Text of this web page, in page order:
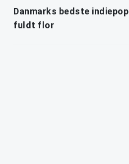
Danmarks bedste
fuldt flor